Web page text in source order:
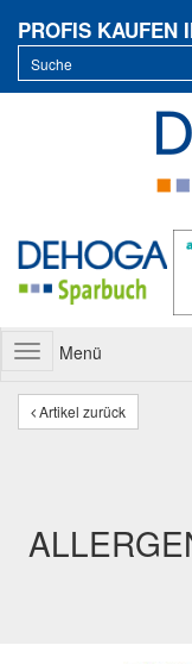
PROFIS KAUFEN
ToggleMenü
Artikel zurück